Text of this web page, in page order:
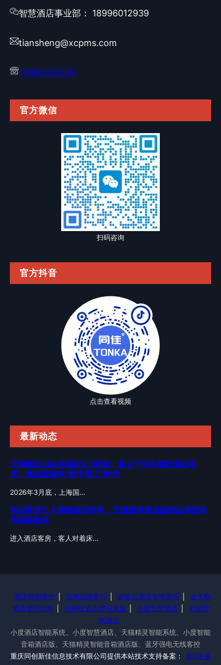
智慧酒店事业部： 18996012939
tiansheng@xcpms.com
18996012939
官方微信
扫码咨询
官方抖音
点击查看视频
最新动态
天猫精灵AI未来酒店5.0落地：通义千问大模型进驻客
房，酒店业迎来”数字员工”时代
2026年3月底，上海国…
酒店客房引入智能语音助手：天猫精灵酒店版的应用现状
与实际效果
进入酒店客房，客人对着床…
酒店智能客控 涂鸦智能客控 蓝客云酒店管理系统
金天鹅
酒店管理软件
别样红酒店管理系统 小度智慧酒店
天猫智
慧酒店
小度酒店智能系统、小度智慧酒店、天猫精灵智能系统、小度智能
音箱酒店版、天猫精灵智能音箱酒店版、蓝牙强电无线客控
重庆同创新佳信息技术有限公司提供本站技术支持备案：
渝ICP备